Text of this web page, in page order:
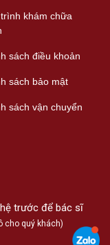
khám chữa
sách điều khoản
sách bảo mật
sách vận chuyển
trước để bác sĩ
cho quý khách)